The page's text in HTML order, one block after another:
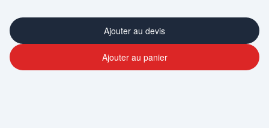
Ajouter au devis
Ajouter au panier